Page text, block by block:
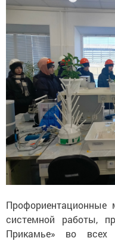
Профориентационные
системной работы,
Прикамье» во всех